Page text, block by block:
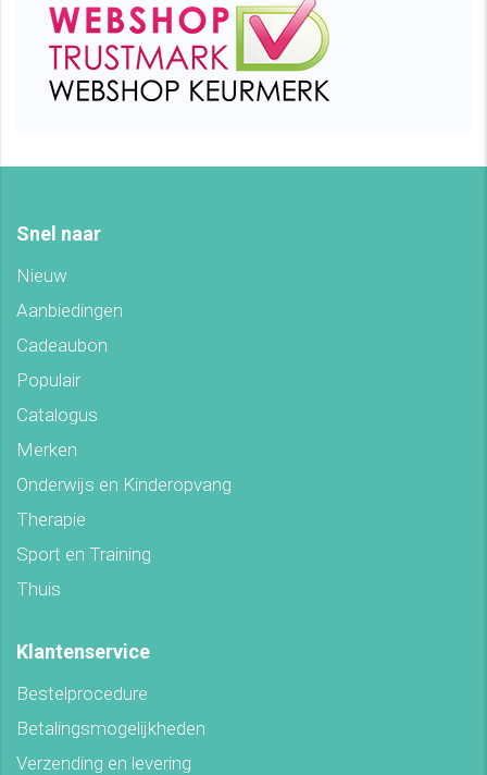
Snel naar
Nieuw
Aanbiedingen
Cadeaubon
Populair
Catalogus
Merken
Onderwijs en Kinderopvang
Therapie
Sport en Training
Thuis
Klantenservice
Bestelprocedure
Betalingsmogelijkheden
Verzending en levering